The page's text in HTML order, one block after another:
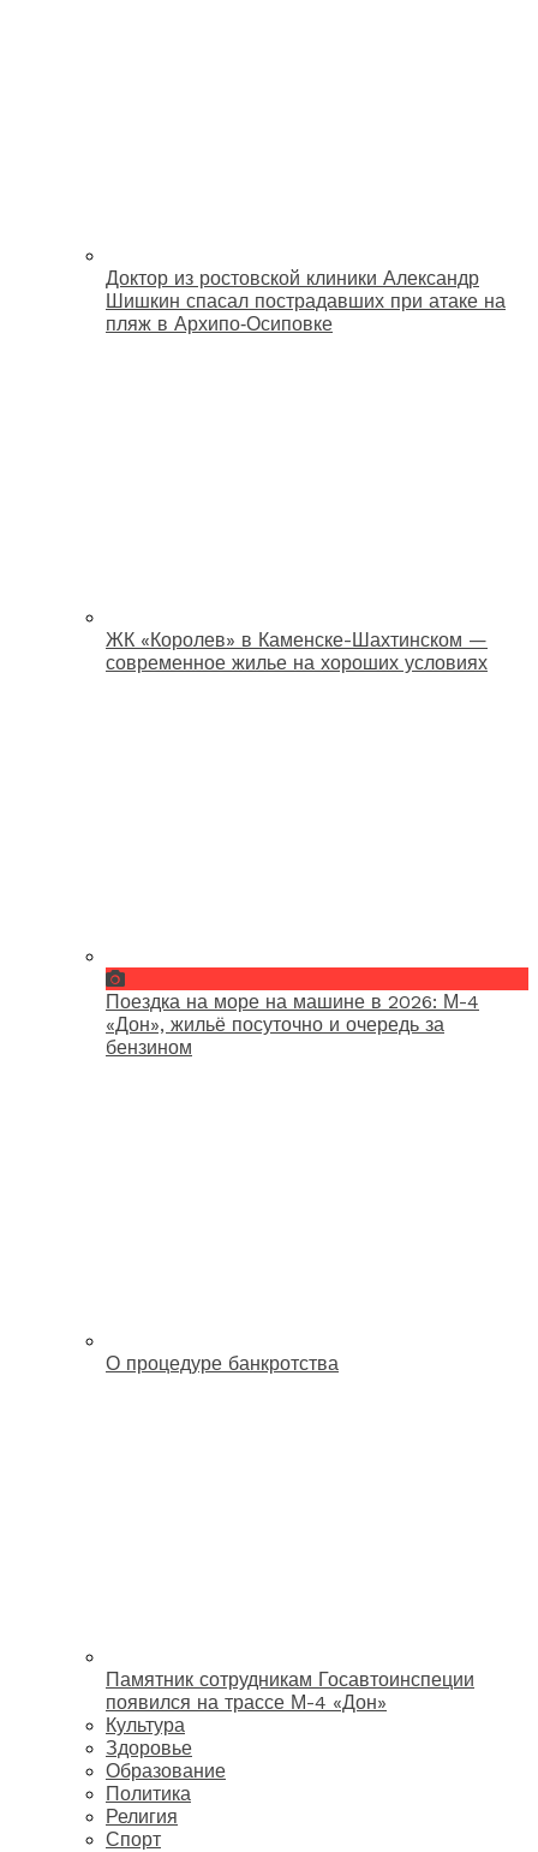
Доктор из ростовской клиники Александр
Шишкин спасал пострадавших при атаке на
пляж в Архипо‑Осиповке
ЖК «Королев» в Каменске-Шахтинском —
современное жилье на хороших условиях
Поездка на море на машине в 2026: М-4
«Дон», жильё посуточно и очередь за
бензином
О процедуре банкротства
Памятник сотрудникам Госавтоинспеции
появился на трассе М-4 «Дон»
Культура
Здоровье
Образование
Политика
Религия
Спорт